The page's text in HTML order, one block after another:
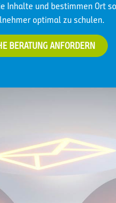
Inhalte und bestimmen Ort
optimal zu schulen.
BERATUNG ANFORDERN